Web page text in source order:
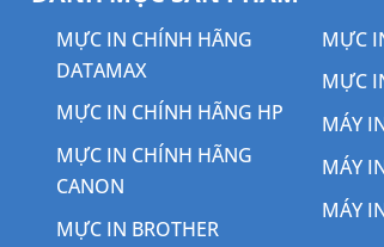
MỰC IN CHÍNH HÃNG
DATAMAX
MỰC IN CHÍNH HÃNG HP
MỰC IN CHÍNH HÃNG
CANON
MỰC IN BROTHER
MỰC
MỰC
MÁY
MÁY
MÁY